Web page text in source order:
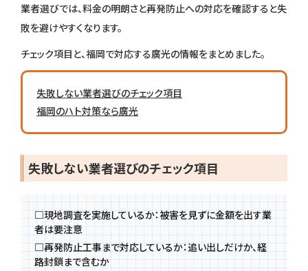
業者選びでは、料金の明朗さと再発防止への対応を確認すると失
敗を避けやすくなります。
チェック項目と、福岡で対応する廣光の情報をまとめました。
失敗しない業者選びのチェック項目
福岡のハト対策なら廣光
失敗しない業者選びのチェック項目
□現地調査を実施しているか：被害を見ずに金額を出す業
者は要注意
□再発防止工事まで対応しているか：追い出しだけか、経
路封鎖まで含むか